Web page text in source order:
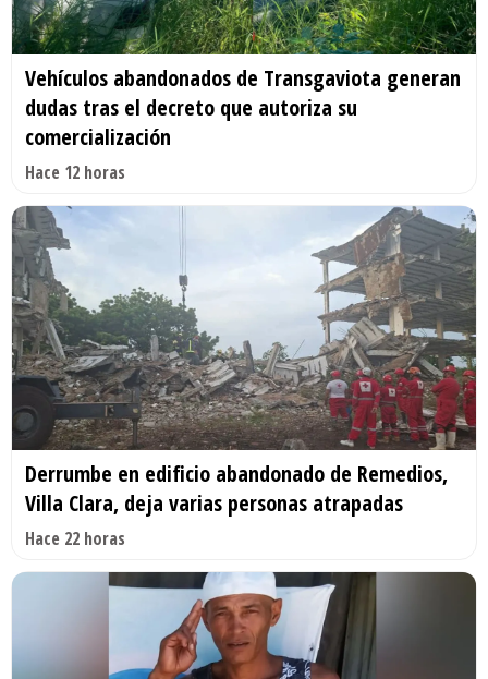
Vehículos abandonados de Transgaviota generan
dudas tras el decreto que autoriza su
comercialización
Hace 12 horas
Derrumbe en edificio abandonado de Remedios,
Villa Clara, deja varias personas atrapadas
Hace 22 horas